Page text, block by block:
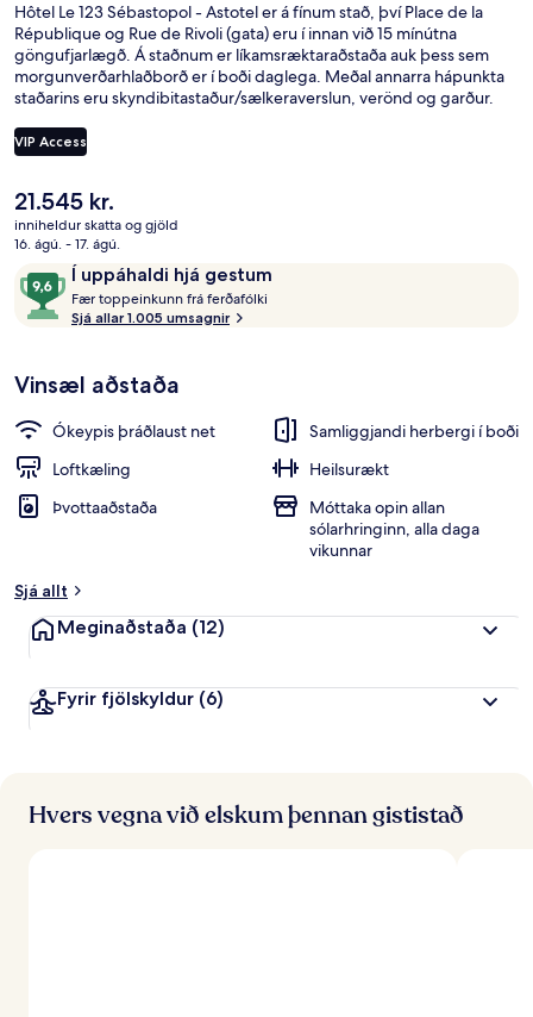
Hôtel Le 123 Sébastopol - Astotel er á fínum stað, því Place de la
République og Rue de Rivoli (gata) eru í innan við 15 mínútna
göngufjarlægð. Á staðnum er líkamsræktaraðstaða auk þess sem
morgunverðarhlaðborð er í boði daglega. Meðal annarra hápunkta
staðarins eru skyndibitastaður/sælkeraverslun, verönd og garður.
sérstaklega ánægðir með eru hjálpsamt starfsfólk og góð
staðsetning. Gististaðurinn er stutt frá almenningssamgöngum:
Strasbourg - Saint-Denis lestarstöðin í 3 mínútna.
VIP Access
Núverandi
verð
er
21.545 kr.
21.545 kr.
inniheldur skatta og gjöld
16. ágú. - 17. ágú.
UmsagnirÍ uppáhaldi hjá gestum
9,6
af
10,
uppáhaldi
hjá
gestum
Fær toppeinkunn frá ferðafólki
p
p
e
n
á
a
Sjá allar 1.005 umsagnir
Vinsæl aðstaða
Ókeypis þráðlaust net
Samliggjandi herbergi í boði
Loftkæling
Heilsurækt
Þvottaaðstaða
Móttaka opin allan
sólarhringinn, alla daga
vikunnar
Sjá allt
Meginaðstaða (12)
Fyrir fjölskyldur (6)
Hvers vegna við elskum þennan gististað